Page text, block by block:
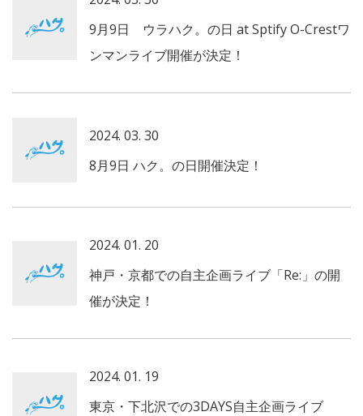
9月9日 ウラハク。の日 at Sptify O-Crestワ
ンマンライブ開催が決定！
2024. 03. 30
8月9日 ハク。の日開催決定！
2024. 01. 20
神戸・京都での自主企画ライブ「Re:」の開
催が決定！
2024. 01. 19
東京・下北沢での3DAYS自主企画ライブ